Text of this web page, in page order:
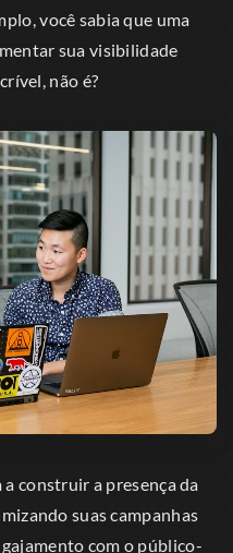
você sabia que uma
sua visibilidade
não é?
a construir a presença da
suas campanhas
com o público-